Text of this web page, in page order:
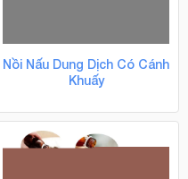
Nồi Nấu Dung Dịch Có Cánh
Khuấy